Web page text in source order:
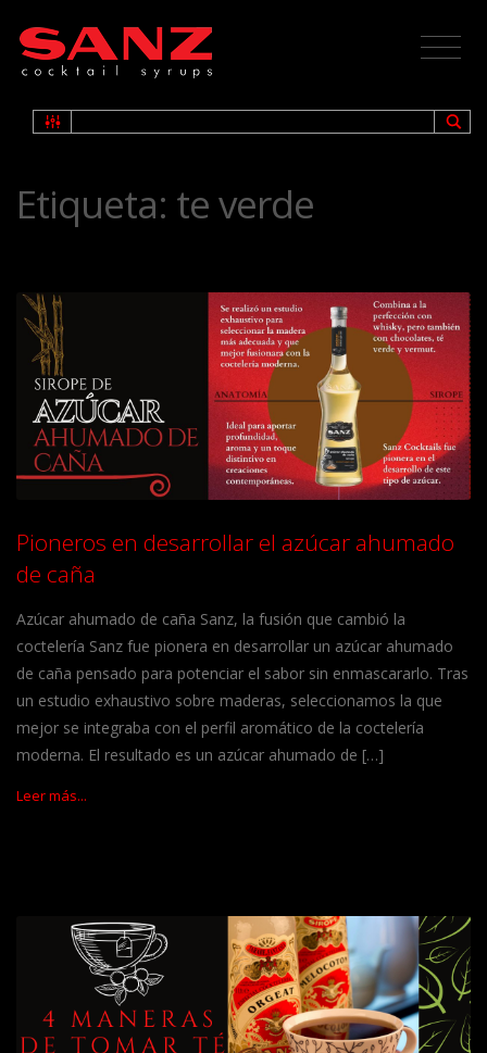
Etiqueta: te verde
Pioneros en desarrollar el azúcar ahumado
de caña
Azúcar ahumado de caña Sanz, la fusión que cambió la
coctelería Sanz fue pionera en desarrollar un azúcar ahumado
de caña pensado para potenciar el sabor sin enmascararlo. Tras
un estudio exhaustivo sobre maderas, seleccionamos la que
mejor se integraba con el perfil aromático de la coctelería
moderna. El resultado es un azúcar ahumado de […]
Leer más...